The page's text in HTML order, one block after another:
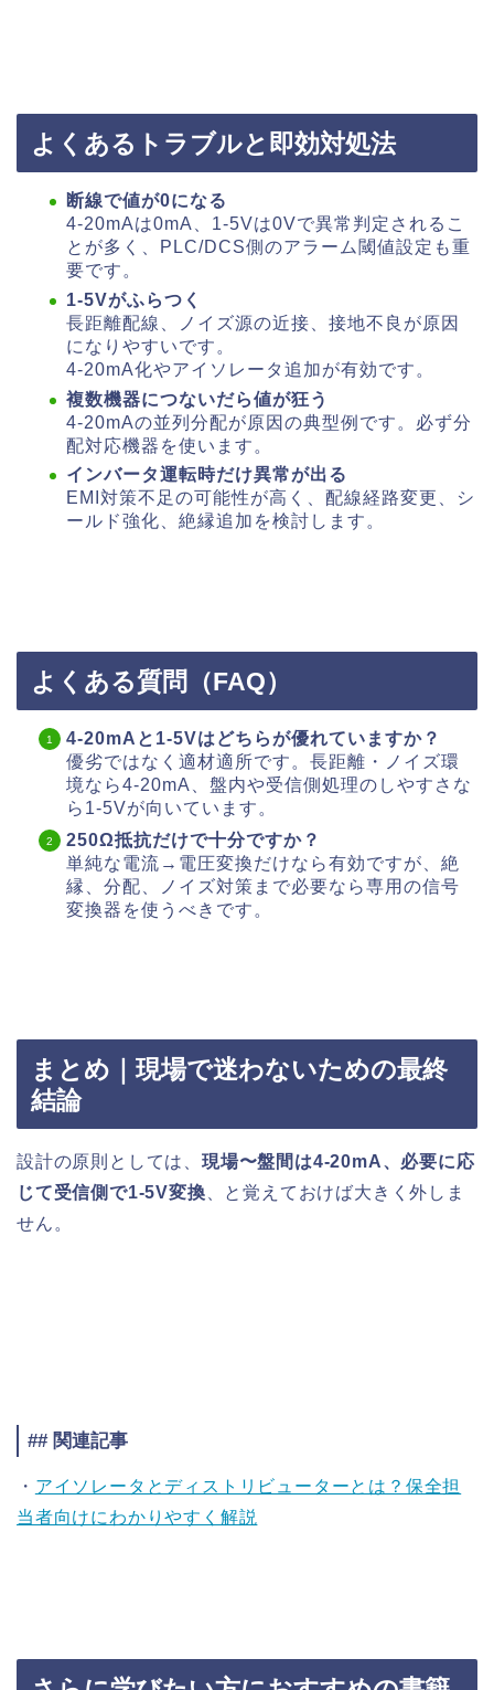
よくあるトラブルと即効対処法
断線で値が0になる
4-20mAは0mA、1-5Vは0Vで異常判定されるこ
とが多く、PLC/DCS側のアラーム閾値設定も重
要です。
1-5Vがふらつく
長距離配線、ノイズ源の近接、接地不良が原因
になりやすいです。
4-20mA化やアイソレータ追加が有効です。
複数機器につないだら値が狂う
4-20mAの並列分配が原因の典型例です。必ず分
配対応機器を使います。
インバータ運転時だけ異常が出る
EMI対策不足の可能性が高く、配線経路変更、シ
ールド強化、絶縁追加を検討します。
よくある質問（FAQ）
4-20mAと1-5Vはどちらが優れていますか？
優劣ではなく適材適所です。長距離・ノイズ環
境なら4-20mA、盤内や受信側処理のしやすさな
ら1-5Vが向いています。
250Ω抵抗だけで十分ですか？
単純な電流→電圧変換だけなら有効ですが、絶
縁、分配、ノイズ対策まで必要なら専用の信号
変換器を使うべきです。
まとめ｜現場で迷わないための最終
結論
設計の原則としては、 現場〜盤間は4-20mA、必要に応
じて受信側で1-5V変換 、と覚えておけば大きく外しま
せん。
## 関連記事
・ アイソレータとディストリビューターとは？保全担
当者向けにわかりやすく解説